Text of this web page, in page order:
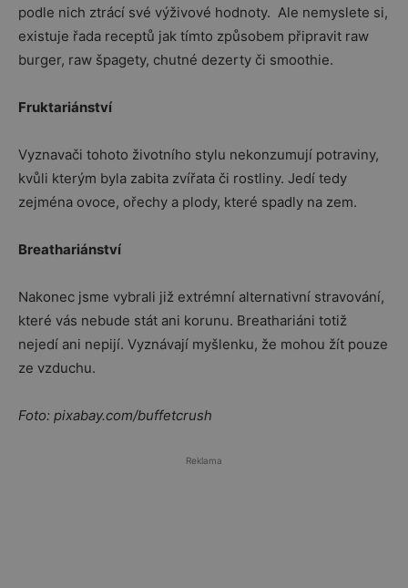
podle nich ztrácí své výživové hodnoty. Ale nemyslete si,
existuje řada receptů jak tímto způsobem připravit raw
burger, raw špagety, chutné dezerty či smoothie.
Fruktariánství
Vyznavači tohoto životního stylu nekonzumují potraviny,
kvůli kterým byla zabita zvířata či rostliny. Jedí tedy
zejména ovoce, ořechy a plody, které spadly na zem.
Breathariánství
Nakonec jsme vybrali již extrémní alternativní stravování,
které vás nebude stát ani korunu. Breathariáni totiž
nejedí ani nepijí. Vyznávají myšlenku, že mohou žít pouze
ze vzduchu.
Foto: pixabay.com/buffetcrush
Reklama